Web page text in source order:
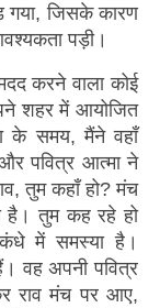
गया, जिसके कारण
पड़ी।
करने वाला कोई
शहर में आयोजित
के समय, मैंने वहाँ
पवित्र आत्मा ने
तुम कहाँ हो? मंच
तुम कह रहे हो
में समस्या है।
वह अपनी पवित्र
राव मंच पर आए,